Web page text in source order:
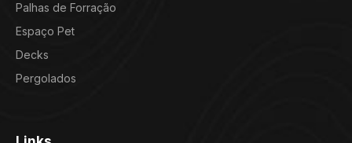
Palhas de Forração
Espaço Pet
Decks
Pergolados